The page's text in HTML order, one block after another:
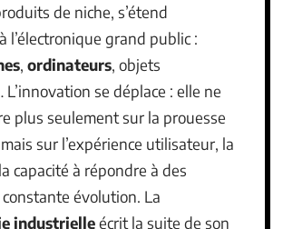
de niche, s’étend
l’électronique grand public :
, ordinateurs, objets
L’innovation se déplace : elle ne
plus seulement sur la prouesse
sur l’expérience utilisateur, la
capacité à répondre à des
évolution. La
industrielleécrit la suite de son